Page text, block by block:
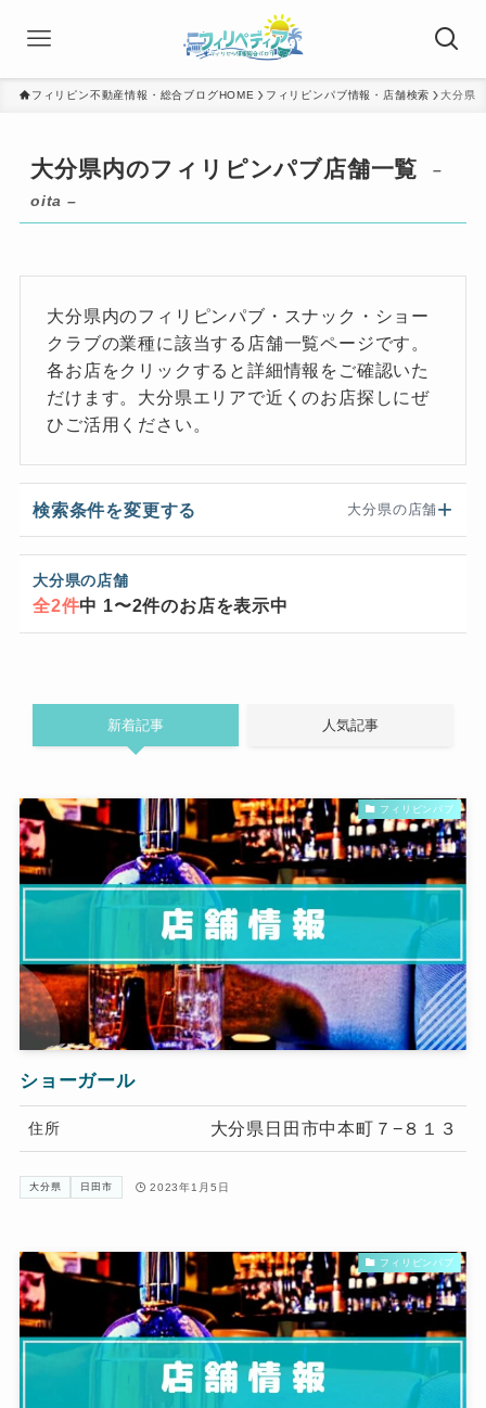
フィリピン不動産情報・総合ブログHOME フィリピンパブ情報・店舗検索 大分県
大分県内のフィリピンパブ店舗一覧
–
oita –
大分県内のフィリピンパブ・スナック・ショー
クラブの業種に該当する店舗一覧ページです。
各お店をクリックすると詳細情報をご確認いた
だけます。大分県エリアで近くのお店探しにぜ
ひご活用ください。
検索条件を変更する 大分県の店舗
大分県の店舗
全2件中 1〜2件のお店を表示中
新着記事 人気記事
フィリピンパブ
ショーガール
住所 大分県日田市中本町７−８１３
大分県 日田市 2023年1月5日
フィリピンパブ